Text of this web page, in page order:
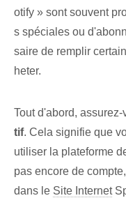
otify » sont souvent
s spéciales ou
saire de remplir
heter.
Tout d'abord,
tif. Cela signifie que
utiliser la plateforme
pas encore de
dans le Site Internet